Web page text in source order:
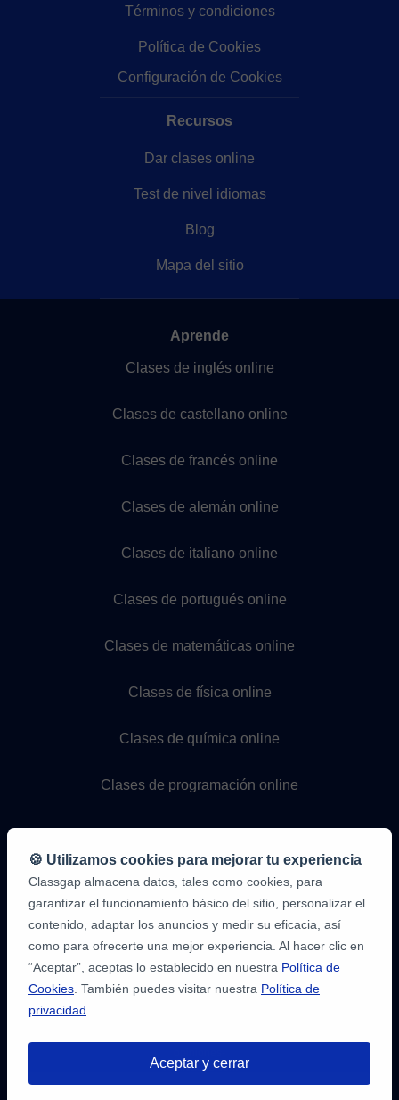
Términos y condiciones
Política de Cookies
Configuración de Cookies
Recursos
Dar clases online
Test de nivel idiomas
Blog
Mapa del sitio
Aprende
Clases de inglés online
Clases de castellano online
Clases de francés online
Clases de alemán online
Clases de italiano online
Clases de portugués online
Clases de matemáticas online
Clases de física online
Clases de química online
Clases de programación online
9,6/10
1.339.284
opiniones
verificadas.com
🍪 Utilizamos cookies para mejorar tu experiencia
Classgap almacena datos, tales como cookies, para
garantizar el funcionamiento básico del sitio, personalizar el
contenido, adaptar los anuncios y medir su eficacia, así
como para ofrecerte una mejor experiencia. Al hacer clic en
“Aceptar”, aceptas lo establecido en nuestra Política de
Cookies . También puedes visitar nuestra Política de
privacidad
Aceptar y cerrar